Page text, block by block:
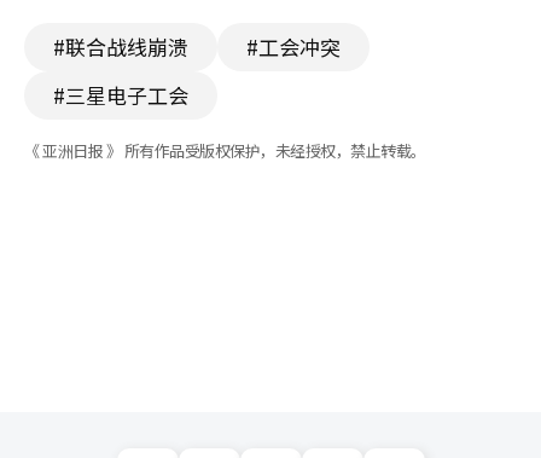
#联合战线崩溃
#工会冲突
#三星电子工会
《 亚洲日报 》 所有作品受版权保护，未经授权，禁止转载。